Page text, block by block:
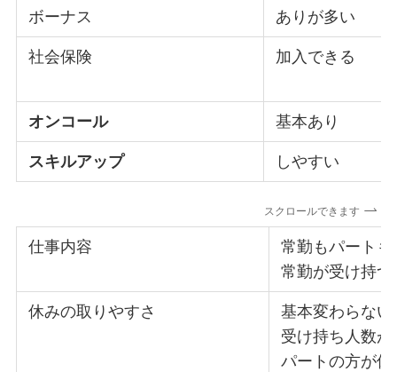
ボーナス ありが多い
社会保険 加入できる
オンコール 基本あり
スキルアップ しやすい
スクロールできます
仕事内容
常勤もパート
常勤が受け持
休みの取りやすさ
基本変わらない
受け持ち人数
パートの方が